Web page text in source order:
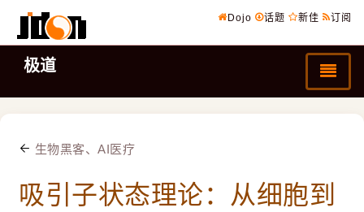
Dojo 话题 新佳 订阅
极道
生物黑客、AI医疗
吸引子状态理论：从细胞到